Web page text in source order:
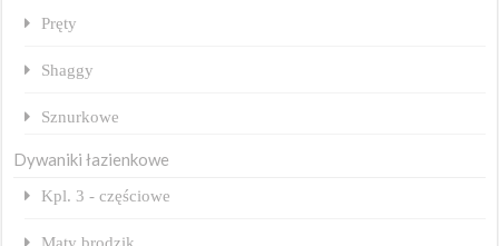
Pręty
Shaggy
Sznurkowe
Dywaniki łazienkowe
Kpl. 3 - częściowe
Maty brodzik